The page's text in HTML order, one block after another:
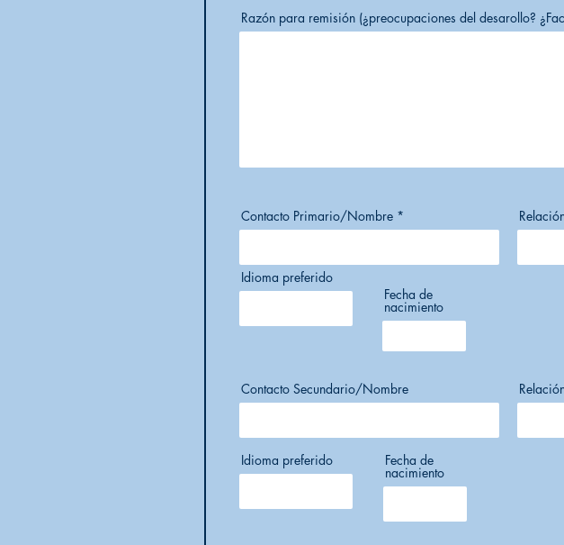
o
Razón para remisión (¿preocupaciones del desarollo?
Contacto Primario/Nombre
Idioma preferido
Fecha de
nacimiento
Contacto Secundario/Nombre
Idioma preferido Fecha de
nacimiento